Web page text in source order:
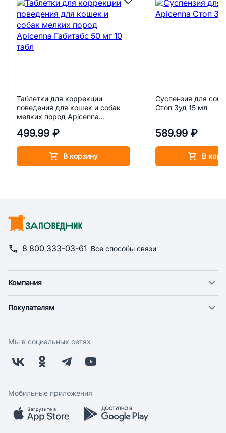
Таблетки для коррекции
поведения для кошек и собак
мелких пород Apicenna
499.99 ₽
В корзину
Суспензия для
Стоп Зуд 15 мл
589.99 ₽
В
8 800 333-03-61 Все способы связи
Компания
Новости
Поставщикам
Заводчикам
Обратная связь
Покупателям
Оплата
Бонусная программа
Скидки и акции
Мобильное приложение
Мы в социальных сетях
Мобильные приложения